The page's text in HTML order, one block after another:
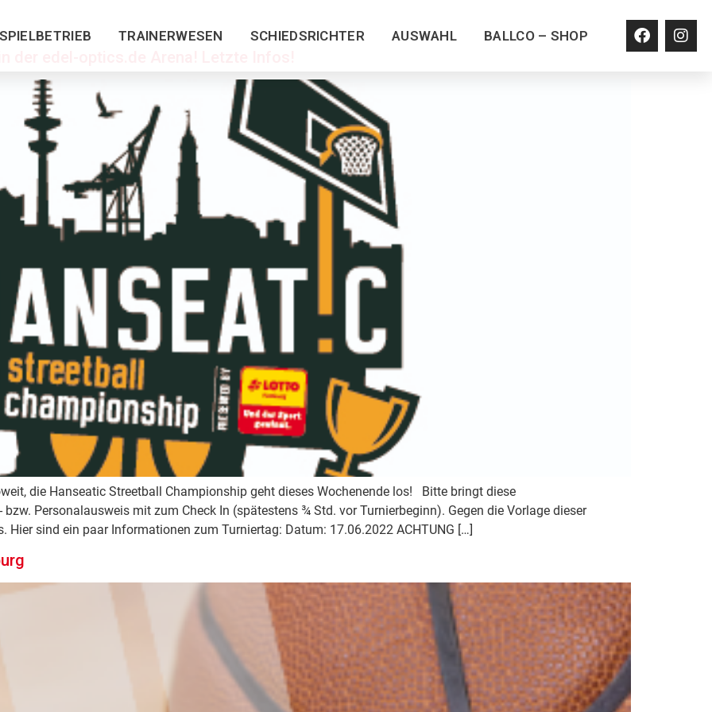
SPIELBETRIEB TRAINERWESEN SCHIEDSRICHTER AUSWAHL BALLCO – SHOP
der edel-optics.de Arena! Letzte Infos!
die Hanseatic Streetball Championship geht dieses Wochenende los! Bitte bringt diese
Personalausweis mit zum Check In (spätestens ¾ Std. vor Turnierbeginn). Gegen die Vorlage dieser
Hier sind ein paar Informationen zum Turniertag: Datum: 17.06.2022 ACHTUNG […]